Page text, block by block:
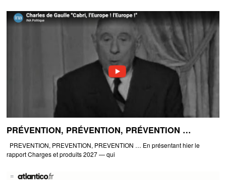
PRÉVENTION, PRÉVENTION, PRÉVENTION …
PREVENTION, PREVENTION, PREVENTION … En présentant hier le
rapport Charges et produits 2027 — qui